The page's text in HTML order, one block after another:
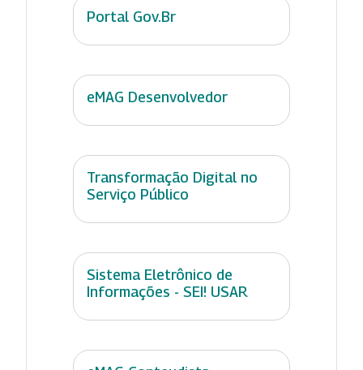
Portal Gov.Br
eMAG Desenvolvedor
Transformação Digital no
Serviço Público
Sistema Eletrônico de
Informações - SEI! USAR